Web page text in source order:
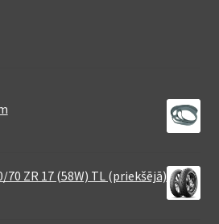
70 ZR 17 (58W) TL (priekšējā)